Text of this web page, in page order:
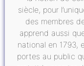
siècle, pour
des membres
apprend aussi
national en 1793,
portes au public